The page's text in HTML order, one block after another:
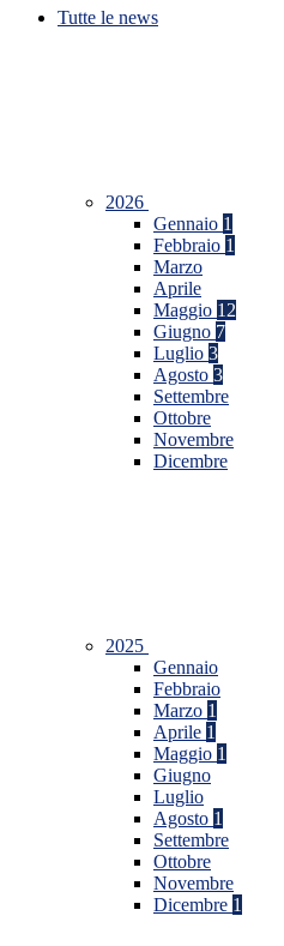
Tutte le news
2026
Gennaio 1
Febbraio 1
Marzo
Aprile
Maggio 12
Giugno 7
Luglio 3
Agosto 3
Settembre
Ottobre
Novembre
Dicembre
2025
Gennaio
Febbraio
Marzo 1
Aprile 1
Maggio 1
Giugno
Luglio
Agosto 1
Settembre
Ottobre
Novembre
Dicembre 1